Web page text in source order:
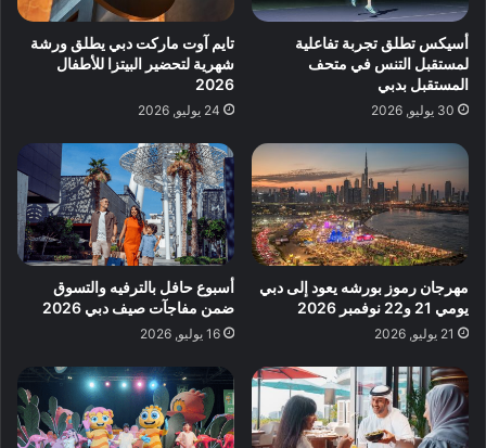
أسيكس تطلق تجربة تفاعلية
لمستقبل التنس في متحف
المستقبل بدبي
30 يوليو, 2026
تايم آوت ماركت دبي يطلق ورشة
شهرية لتحضير البيتزا للأطفال
2026
24 يوليو, 2026
مهرجان رموز بورشه يعود إلى دبي
يومي 21 و22 نوفمبر 2026
21 يوليو, 2026
أسبوع حافل بالترفيه والتسوق
ضمن مفاجآت صيف دبي 2026
16 يوليو, 2026